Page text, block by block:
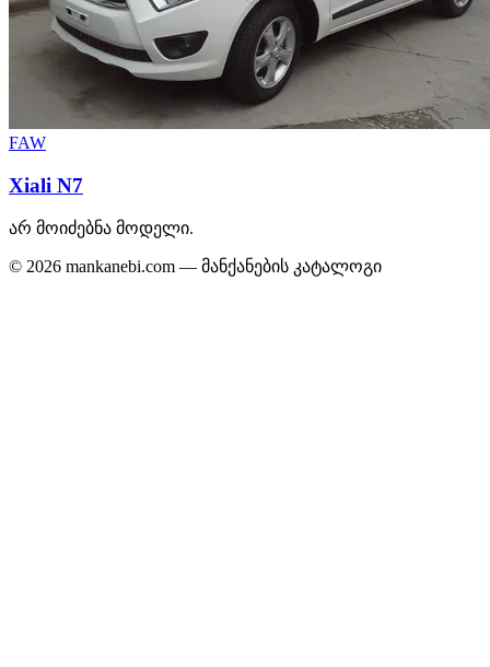
FAW
Xiali N7
არ მოიძებნა მოდელი.
© 2026 mankanebi.com — მანქანების კატალოგი